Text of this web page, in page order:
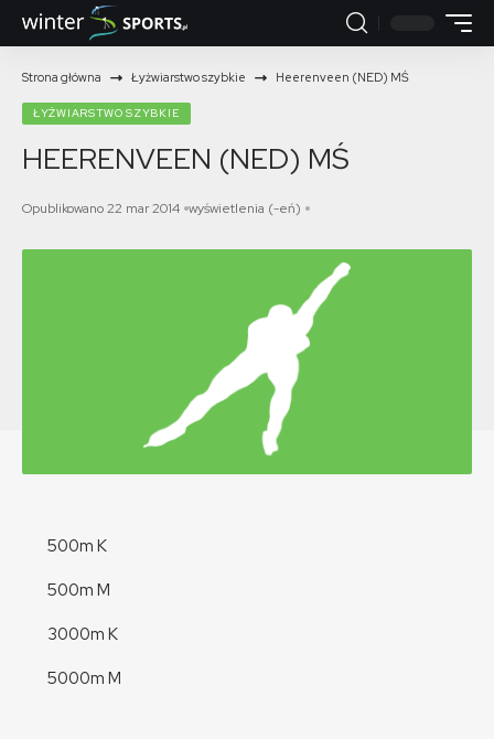
Strona główna Łyżwiarstwo szybkie Heerenveen (NED) MŚ
ŁYŻWIARSTWO SZYBKIE
HEERENVEEN (NED) MŚ
Opublikowano 22 mar 2014 wyświetlenia (-eń)
500m K
500m M
3000m K
5000m M